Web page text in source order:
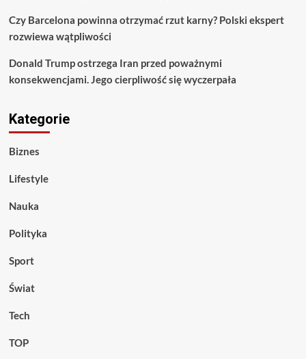
Czy Barcelona powinna otrzymać rzut karny? Polski ekspert
rozwiewa wątpliwości
Donald Trump ostrzega Iran przed poważnymi
konsekwencjami. Jego cierpliwość się wyczerpała
Kategorie
Biznes
Lifestyle
Nauka
Polityka
Sport
Świat
Tech
TOP